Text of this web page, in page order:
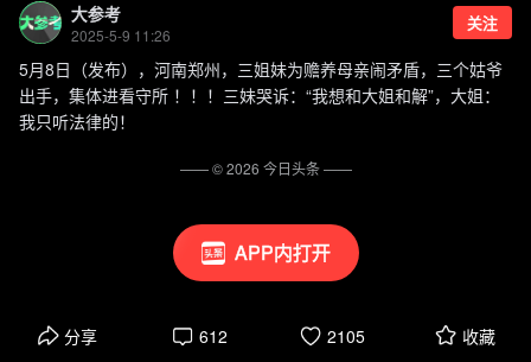
APP内打开
大参考
2025-5-9 11:26
关注
5月8日（发布），河南郑州，三姐妹为赡养母亲闹矛盾，三个姑爷
出手，集体进看守所 ！！！三妹哭诉：“我想和大姐和解”，大姐：
我只听法律的！
分享 612 2105 收藏
—— ©2026 今日头条——